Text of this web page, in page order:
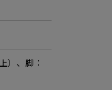
）、脚：